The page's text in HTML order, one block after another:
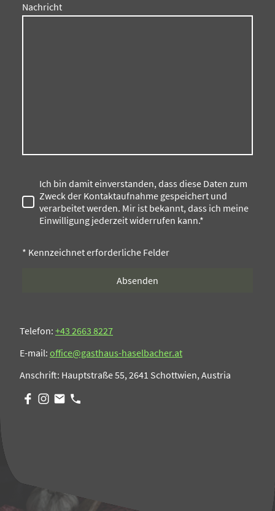
Nachricht
Ich bin damit einverstanden, dass diese Daten zum
Zweck der Kontaktaufnahme gespeichert und
verarbeitet werden. Mir ist bekannt, dass ich meine
Einwilligung jederzeit widerrufen kann.*
* Kennzeichnet erforderliche Felder
Absenden
Telefon: +43 2663 8227
E-mail: office@gasthaus-haselbacher.at
Anschrift: Hauptstraße 55, 2641 Schottwien, Austria